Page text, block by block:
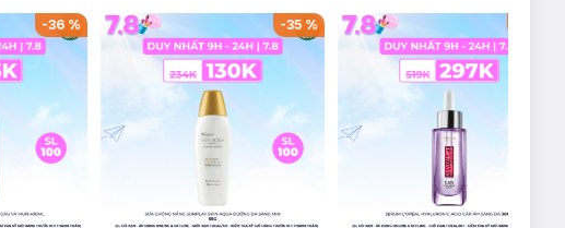
-55 -42